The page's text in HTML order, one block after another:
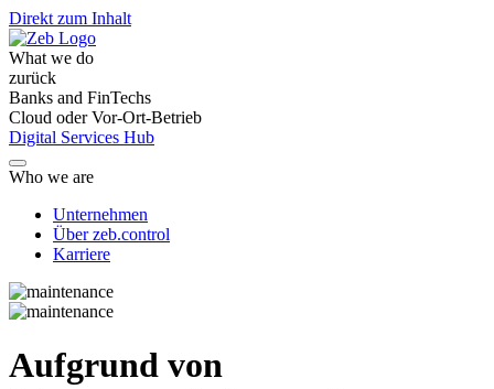
Direkt zum Inhalt
What we do
zurück
Banks and FinTechs
Cloud oder Vor-Ort-Betrieb
Digital Services Hub
Who we are
Unternehmen
Über zeb.control
Karriere
Aufgrund von